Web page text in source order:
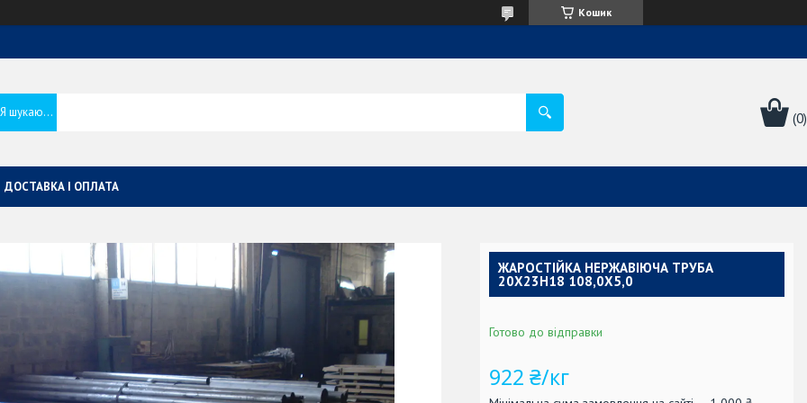
Кошик
ДОСТАВКА І ОПЛАТА
ЖАРОСТІЙКА НЕРЖАВІЮЧА ТРУБА
20Х23Н18 108,0Х5,0
Готово до відправки
922 ₴/кг